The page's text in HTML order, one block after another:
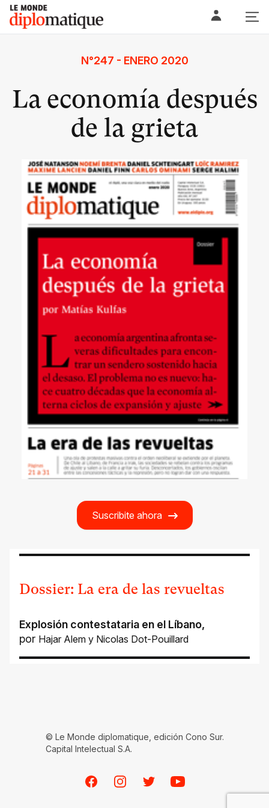
Skip
content
Le monde diplomatique
N°247 - ENERO 2020
La economía después
de la grieta
Suscribite ahora
Dossier: La era de las revueltas
Explosión contestataria en el Líbano,
por Hajar Alem y Nicolas Dot-Pouillard
© Le Monde diplomatique, edición Cono Sur.
Capital Intelectual S.A.
FacebookInstagramTwitterYoutube